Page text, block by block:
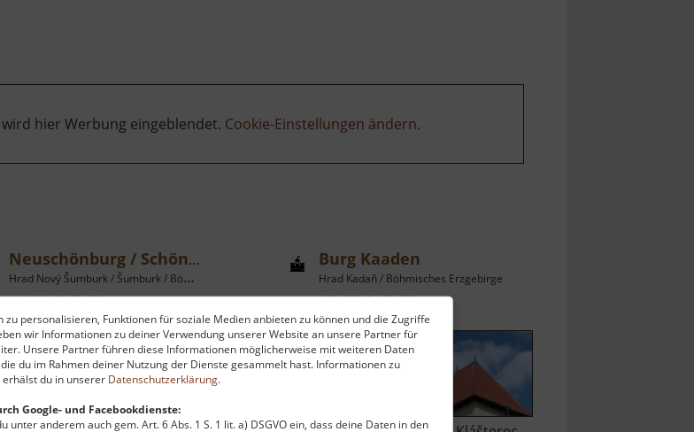
personalisieren, Funktionen für soziale Medien anbieten zu können und die Zugriffe
wir Informationen zu deiner Verwendung unserer Website an unsere Partner für
Unsere Partner führen diese Informationen möglicherweise mit weiteren Daten
du im Rahmen deiner Nutzung der Dienste gesammelt hast. Informationen zu
du in unserer Datenschutzerklärung.
Google- und Facebookdienste:
anderem auch gem. Art. 6 Abs. 1 S. 1 lit. a) DSGVO ein, dass deine Daten in den
hier Werbung eingeblendet. Cookie-Einstellungen ändern.
Neuschönburg / Schönburg
Hrad Nový Šumburk / Šumburk / Böhmisches Erzgebirge
01.10.2024 / Zugriffe: 23746
vom aktuellen Standort
Burg Kaaden
Hrad Kadaň / Böhmisches Erzgebirge
aktuell vom 07.06.2026 / Zugriffe: 47633
33 km vom aktuellen Standort